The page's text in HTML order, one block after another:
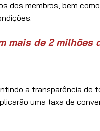
dos membros, bem
mais de 2 milhões
a transparência de
uma taxa de